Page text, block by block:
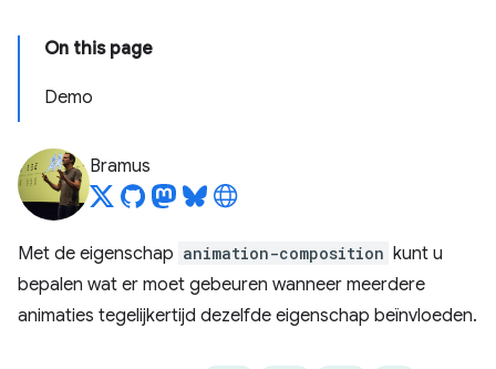
On this page
Demo
Bramus
Met de eigenschap animation-composition kunt u
bepalen wat er moet gebeuren wanneer meerdere
animaties tegelijkertijd dezelfde eigenschap beïnvloeden.